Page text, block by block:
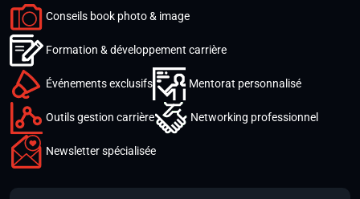
Conseils book photo & image
Formation & développement carrière
Événements exclusifs Mentorat personnalisé
Outils gestion carrière Networking professionnel
Newsletter spécialisée